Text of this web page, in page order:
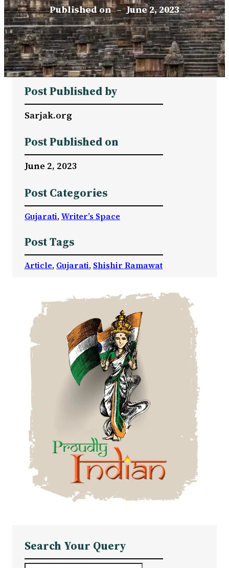
Published on – June 2, 2023
Post Published by
Sarjak.org
Post Published on
June 2, 2023
Post Categories
Gujarati, Writer’s Space
Post Tags
Article, Gujarati, Shishir Ramawat
Search Your Query